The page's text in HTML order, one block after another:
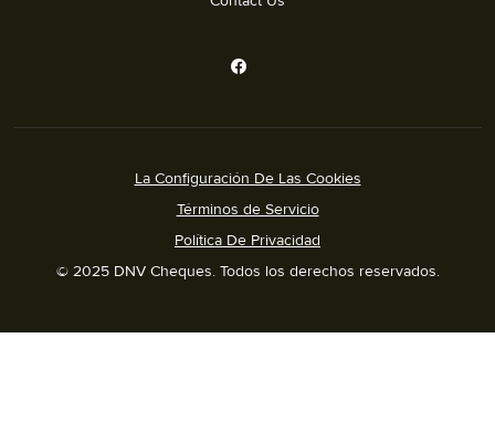
© 2025 DNV Cheques. Todos los derechos reservados.
Política De Privacidad
Términos de Servicio
La Configuración De Las Cookies